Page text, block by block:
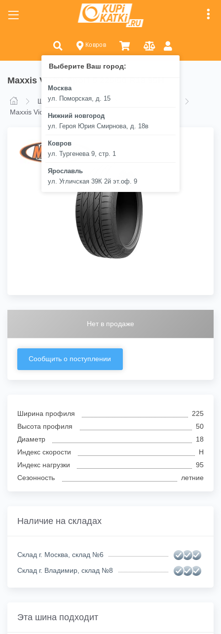
Ковров
Выберите Ваш город:
Москва
ул. Поморская, д. 15
Нижний новгород
ул. Героя Юрия Смирнова, д. 18в
Ковров
ул. Тургенева 9, стр. 1
Ярославль
ул. Угличская 39К 2й эт.оф. 9
Maxxis Victra Sport 5 225/50 R18 95H
Шины Maxxis
Maxxis Victra Sport 5 225/50 R18 95H
Нет в продаже
Сообщить о поступлении
Ширина профиля
225
Высота профиля
50
Диаметр
18
Индекс скорости
H
Индекс нагрузки
95
Сезонность
летние
Наличие на складах
Склад г. Москва, склад №6
Склад г. Владимир, склад №8
Эта шина подходит